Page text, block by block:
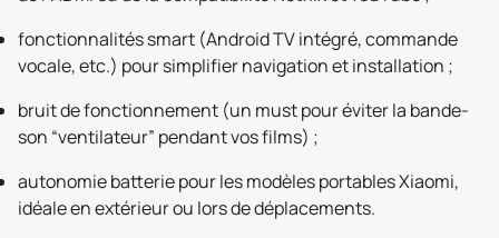
fonctionnalités smart (Android TV intégré, commande
vocale, etc.) pour simplifier navigation et installation ;
bruit de fonctionnement (un must pour éviter la bande-
son “ventilateur” pendant vos films) ;
autonomie batterie pour les modèles portables Xiaomi,
idéale en extérieur ou lors de déplacements.